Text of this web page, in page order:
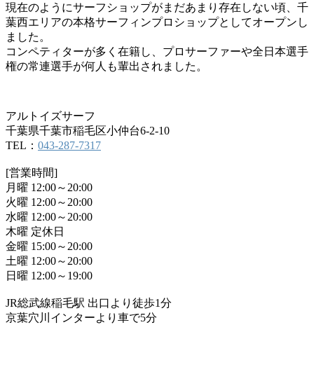
現在のようにサーフショップがまだあまり存在しない頃、千
葉西エリアの本格サーフィンプロショップとしてオープンし
ました。
コンペティターが多く在籍し、プロサーファーや全日本選手
権の常連選手が何人も輩出されました。
アルトイズサーフ
千葉県千葉市稲毛区小仲台6-2-10
TEL： 043-287-7317
[営業時間]
月曜 12:00～20:00
火曜 12:00～20:00
水曜 12:00～20:00
木曜 定休日
金曜 15:00～20:00
土曜 12:00～20:00
日曜 12:00～19:00
JR総武線稲毛駅 出口より徒歩1分
京葉穴川インターより車で5分